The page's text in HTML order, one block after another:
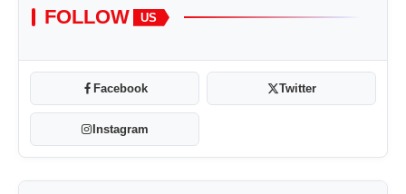
FOLLOW US
Facebook Twitter
Instagram